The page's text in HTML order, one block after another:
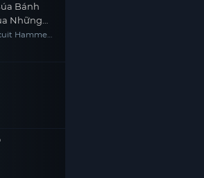
Bánh
Những
Hammer